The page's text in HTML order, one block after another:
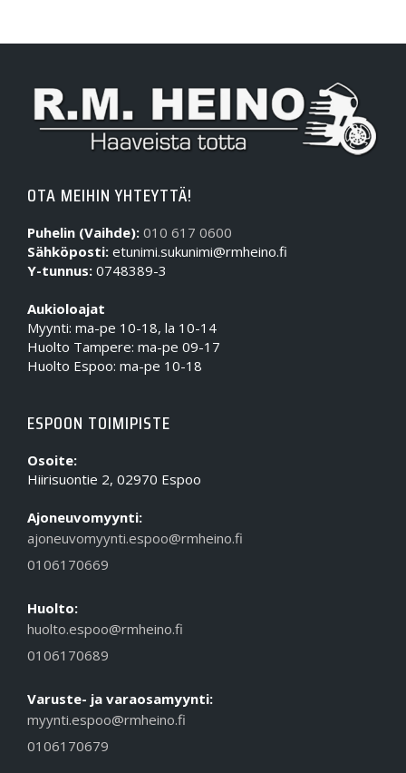
OTA MEIHIN YHTEYTTÄ!
Puhelin (Vaihde): 010 617 0600
Sähköposti: etunimi.sukunimi@rmheino.fi
Y-tunnus: 0748389-3
Aukioloajat
Myynti: ma-pe 10-18, la 10-14
Huolto Tampere: ma-pe 09-17
Huolto Espoo: ma-pe 10-18
ESPOON TOIMIPISTE
Osoite:
Hiirisuontie 2, 02970 Espoo
Ajoneuvomyynti:
ajoneuvomyynti.espoo@rmheino.fi
0106170669
Huolto:
huolto.espoo@rmheino.fi
0106170689
Varuste- ja varaosamyynti:
myynti.espoo@rmheino.fi
0106170679